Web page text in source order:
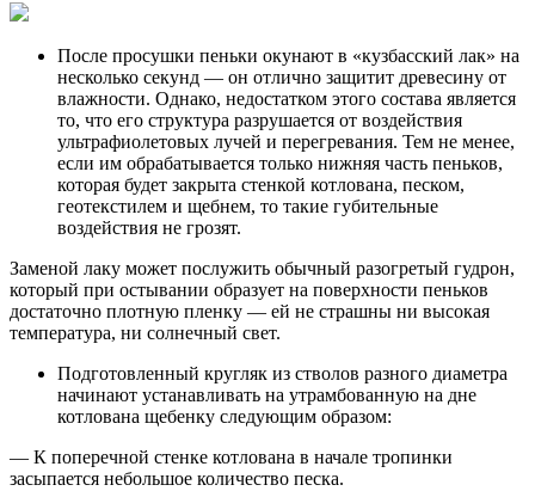
После просушки пеньки окунают в «кузбасский лак» на
несколько секунд — он отлично защитит древесину от
влажности. Однако, недостатком этого состава является
то, что его структура разрушается от воздействия
ультрафиолетовых лучей и перегревания. Тем не менее,
если им обрабатывается только нижняя часть пеньков,
которая будет закрыта стенкой котлована, песком,
геотекстилем и щебнем, то такие губительные
воздействия не грозят.
Заменой лаку может послужить обычный разогретый гудрон,
который при остывании образует на поверхности пеньков
достаточно плотную пленку — ей не страшны ни высокая
температура, ни солнечный свет.
Подготовленный кругляк из стволов разного диаметра
начинают устанавливать на утрамбованную на дне
котлована щебенку следующим образом:
— К поперечной стенке котлована в начале тропинки
засыпается небольшое количество песка.